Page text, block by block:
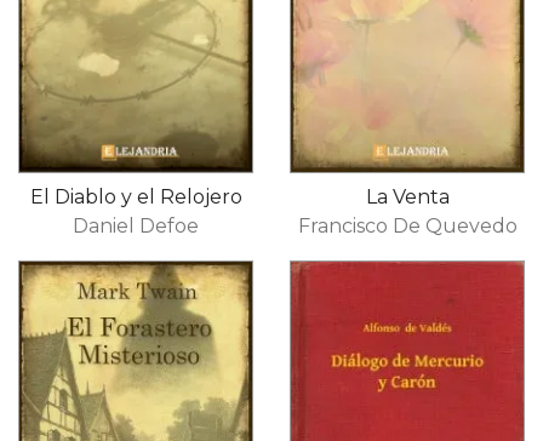
El Diablo y el Relojero
Daniel Defoe
La Venta
Francisco De Quevedo